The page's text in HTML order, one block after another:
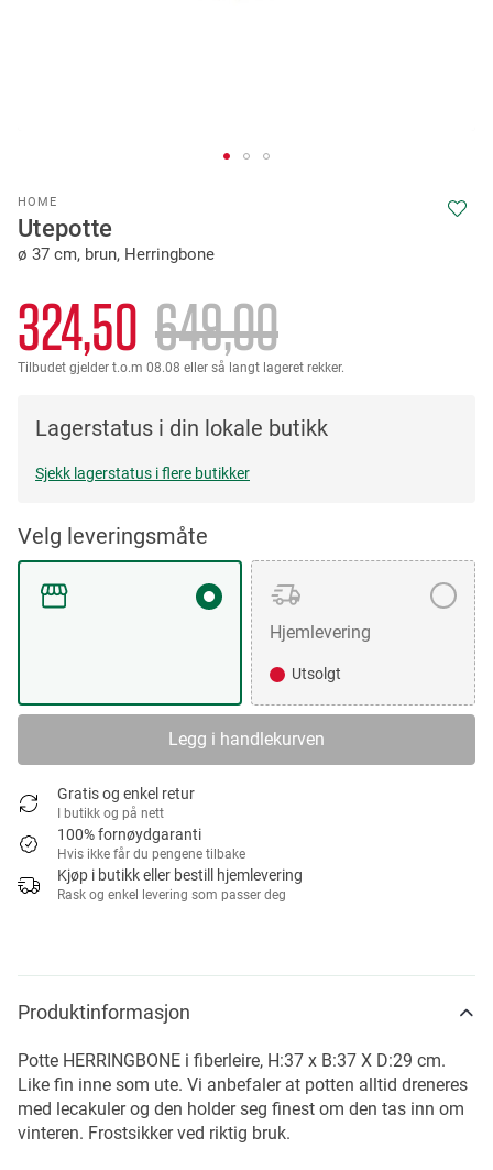
HOME
Utepotte
ø 37 cm, brun, Herringbone
324,50 649,00
Tilbudet gjelder t.o.m 08.08 eller så langt lageret rekker.
Lagerstatus i din lokale butikk
Sjekk lagerstatus i flere butikker
Velg leveringsmåte
Hjemlevering
Utsolgt
Legg i handlekurven
Gratis og enkel retur
I butikk og på nett
100% fornøydgaranti
Hvis ikke får du pengene tilbake
Kjøp i butikk eller bestill hjemlevering
Rask og enkel levering som passer deg
to
the
beginning
the
images
gallery
Produktinformasjon
Potte HERRINGBONE i fiberleire, H:37 x B:37 X D:29 cm.
Like fin inne som ute. Vi anbefaler at potten alltid dreneres
med lecakuler og den holder seg finest om den tas inn om
vinteren. Frostsikker ved riktig bruk.